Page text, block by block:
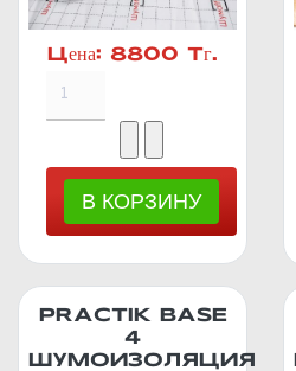
Цена: 8800 Тг.
PRACTIK BASE
4
ШУМОИЗОЛЯЦИЯ